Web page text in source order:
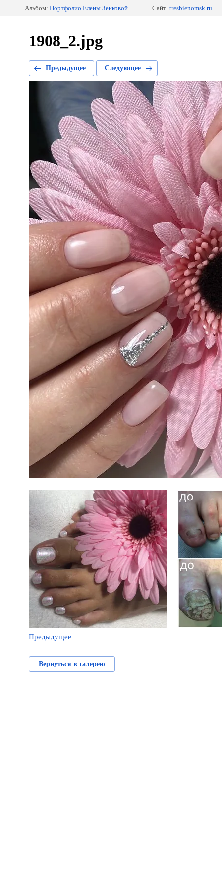
Альбом: Портфолио Елены Зенковой Сайт: tresbienomsk.ru
1908_2.jpg
Предыдущее Следующее
Предыдущее
Вернуться в галерею